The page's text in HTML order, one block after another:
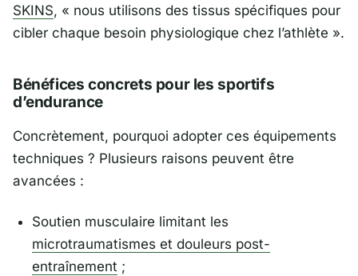
SKINS, « nous utilisons des tissus spécifiques pour
cibler chaque besoin physiologique chez l’athlète ».
Bénéfices concrets pour les sportifs
d’endurance
Concrètement, pourquoi adopter ces équipements
techniques ? Plusieurs raisons peuvent être
avancées :
Soutien musculaire limitant les
microtraumatismes et douleurs post-
entraînement ;